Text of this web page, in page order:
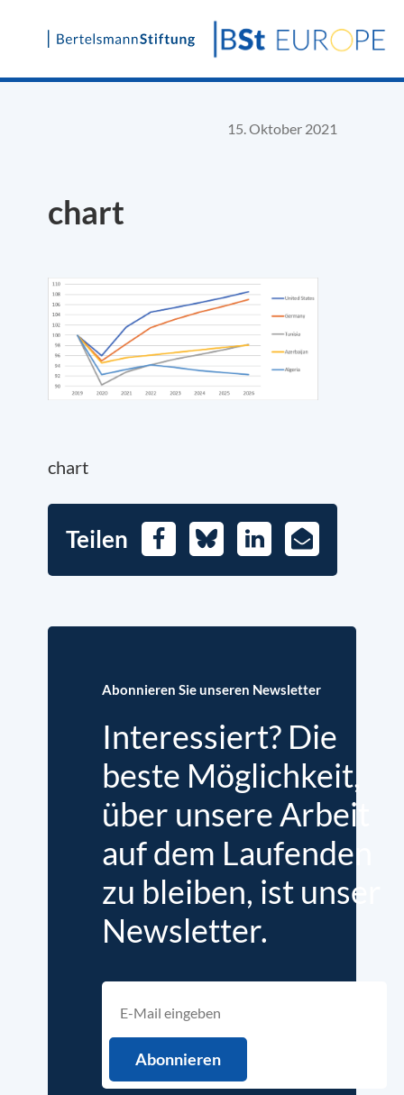
Skip
15. Oktober 2021
chart
chart
Teilen FacebookBlueskyLinkedIn
E-
Mail
Abonnieren Sie unseren Newsletter
Interessiert? Die
beste Möglichkeit,
über unsere Arbeit
auf dem Laufenden
zu bleiben, ist unser
Newsletter.